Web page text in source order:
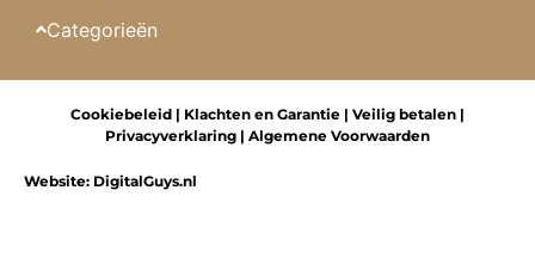
Categorieën
Website: DigitalGuys.nl
Cookiebeleid | Klachten en Garantie | Veilig betalen |
Privacyverklaring | Algemene Voorwaarden